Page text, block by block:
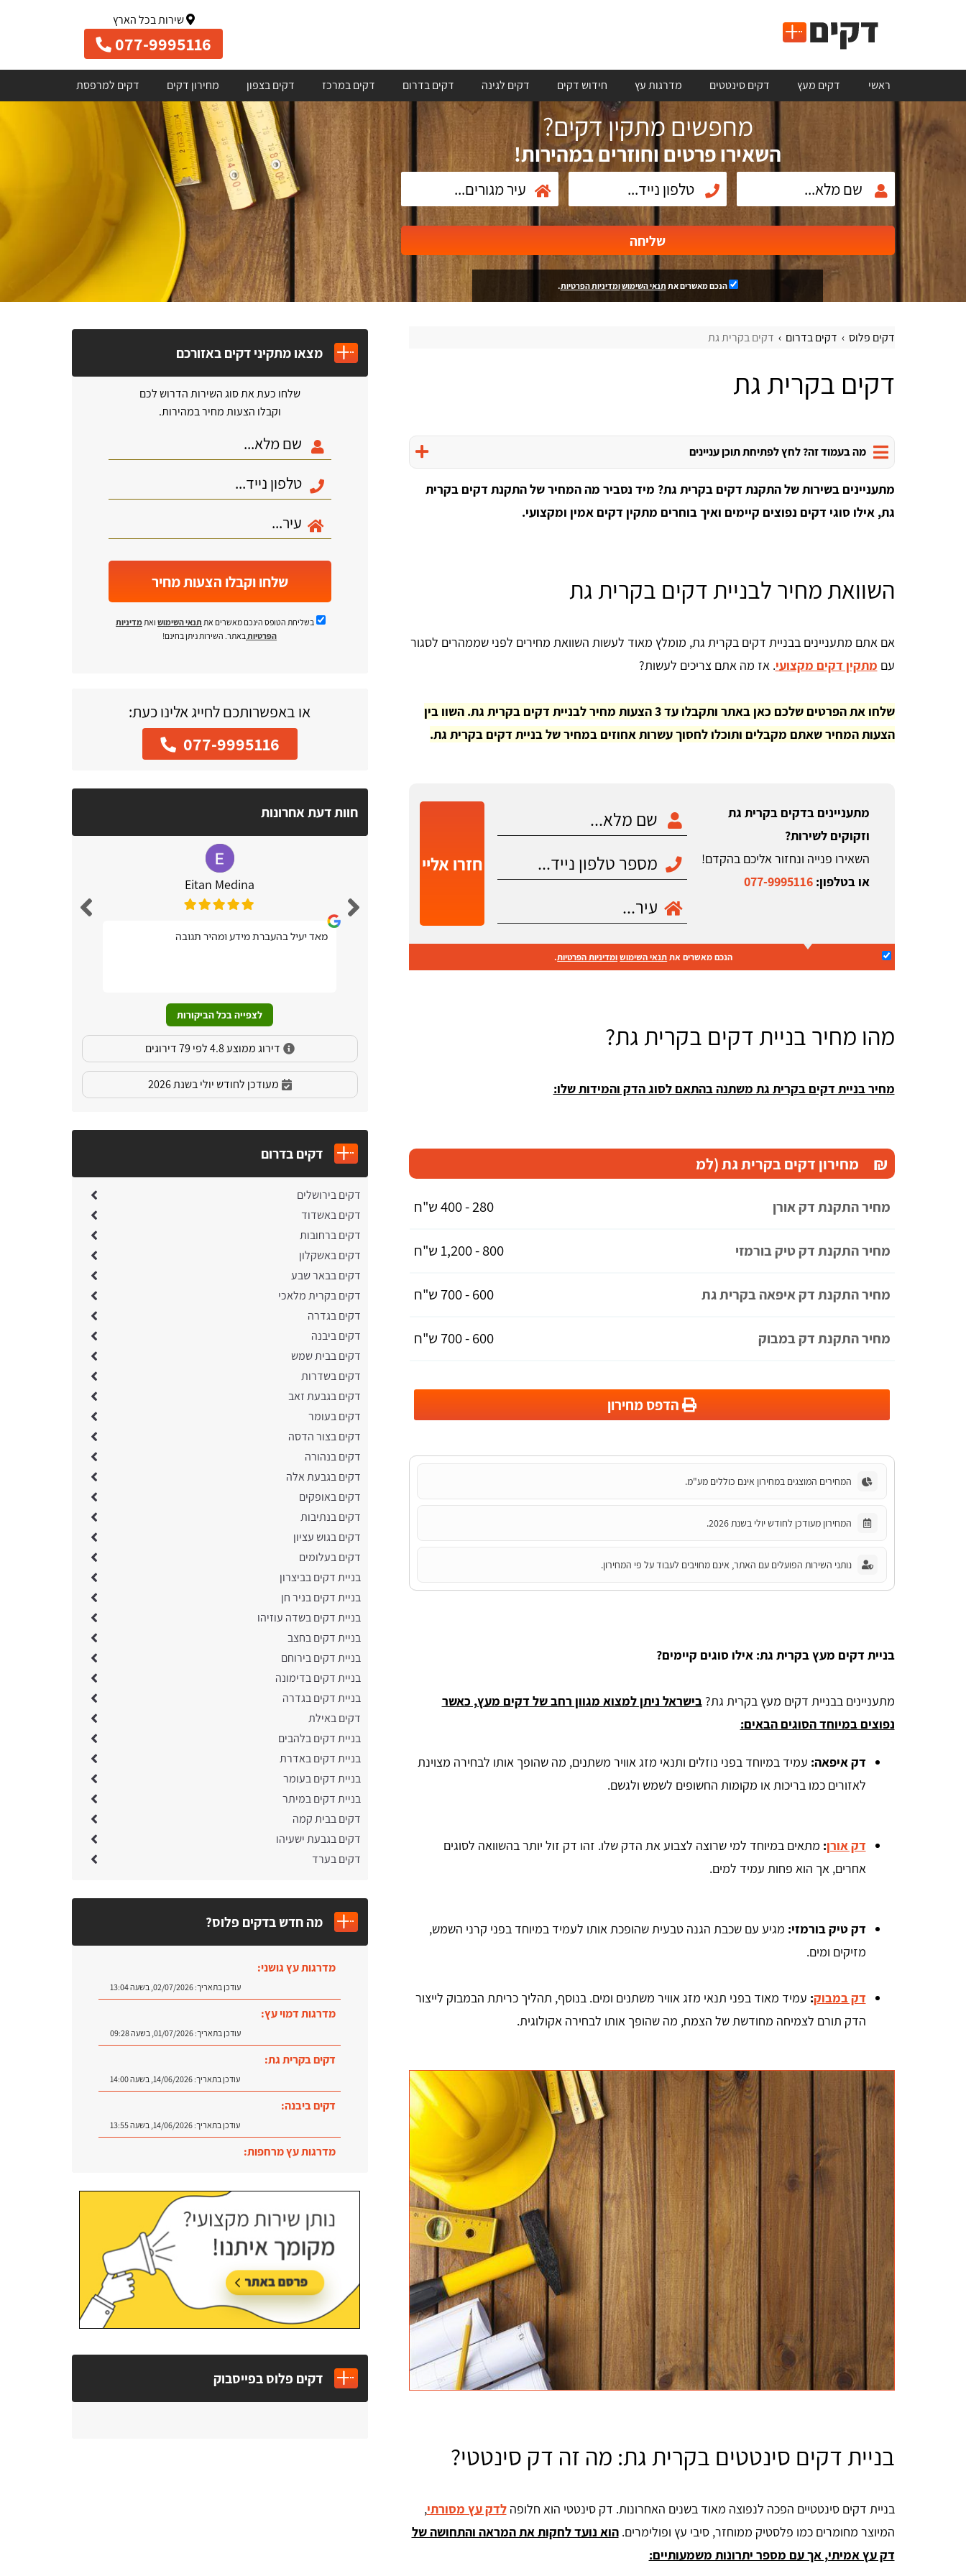
שירות בכל הארץ
077-9995116
ראשי דקים מעץ דקים סינטטים מדרגות עץ חידוש דקים דקים לגינה דקים בדרום דקים במרכז דקים בצפון מחירון דקים דקים למרפסת
מחפשים מתקין דקים?
השאירו פרטים וחוזרים במהירות!
שליחה
הנכם מאשרים את תנאי השימושומדיניות הפרטיות.
דקים פלוס דקים בדרום דקים בקרית גת
דקים בקרית גת
מה בעמוד זה? לחץ לפתיחת תוכן עניינים
מתעניינים בשירות של התקנת דקים בקרית גת? מיד נסביר מה המחיר של התקנת דקים בקרית
גת, אילו סוגי דקים נפוצים קיימים ואיך בוחרים מתקין דקים אמין ומקצועי.
השוואת מחיר לבניית דקים בקרית גת
אם אתם מתעניינים בבניית דקים בקרית גת, מומלץ מאוד לעשות השוואת מחירים לפני שממהרים לסגור
עם מתקין דקים מקצועי. אז מה אתם צריכים לעשות?
שלחו את הפרטים שלכם כאן באתר ותקבלו עד 3 הצעות מחיר לבניית דקים בקרית גת. השוו בין
הצעות המחיר שאתם מקבלים ותוכלו לחסוך עשרות אחוזים במחיר של בניית דקים בקרית גת.
מתעניינים בדקים בקרית גת
וזקוקים לשירות?
השאירו פנייה ונחזור אליכם בהקדם!
או בטלפון:077-9995116
חזרו אליי
הנכם מאשרים אתתנאי השימושומדיניות הפרטיות.
מהו מחיר בניית דקים בקרית גת?
מחיר בניית דקים בקרית גת משתנה בהתאם לסוג הדק והמידות שלו:
₪ מחירון דקים בקרית גת (למ
מחיר התקנת דק אורן 280 - 400 ש"ח
מחיר התקנת דק טיק בורמזי 800 - 1,200 ש"ח
מחיר התקנת דק איפאה בקרית גת 600 - 700 ש"ח
מחיר התקנת דק במבוק 600 - 700 ש"ח
הדפס מחירון
המחירים המוצגים במחירון אינם כוללים מע"מ.
המחירון מעודכן לחודש יולי בשנת 2026.
נותני השירות הפועלים עם האתר, אינם מחויבים לעבוד על פי המחירון.
בניית דקים מעץ בקרית גת: אילו סוגים קיימים?
מתעניינים בבניית דקים מעץ בקרית גת?בישראל ניתן למצוא מגוון רחב של דקים מעץ, כאשר
נפוצים במיוחד הסוגים הבאים:
דק איפאה: עמיד במיוחד בפני נוזלים ותנאי מזג אוויר משתנים, מה שהופך אותו לבחירה מצוינת
לאזורים כמו בריכות או מקומות החשופים לשמש ולגשם.
דק אורן: מתאים במיוחד למי שרוצה לצבוע את הדק שלו. זהו דק זול יותר בהשוואה לסוגים
אחרים, אך הוא פחות עמיד למים.
דק טיק בורמזי: מגיע עם שכבת הגנה טבעית שהופכת אותו לעמיד במיוחד בפני קרני השמש,
מזיקים ומים.
דק במבוק: עמיד מאוד בפני תנאי מזג אוויר משתנים ומים. בנוסף, תהליך כריתת הבמבוק לייצור
הדק תורם לצמיחה מחודשת של הצמח, מה שהופך אותו לבחירה אקולוגית.
בניית דקים סינטטים בקרית גת: מה זה דק סינטטי?
בניית דקים סינטטיים הפכה לנפוצה מאוד בשנים האחרונות. דק סינטטי הוא חלופהלדק עץ מסורתי,
המיוצר מחומרים כמו פלסטיק ממוחזר, סיבי עץ ופולימרים.הוא נועד לחקות את המראה והתחושה של
דק עץ אמיתי, אך עם מספר יתרונות משמעותיים:
מצאו מתקיני דקים באזורכם
שלחו כעת את סוג השירות הדרוש לכם
וקבלו הצעות מחיר במהירות.
שלחו וקבלו הצעות מחיר
בשליחת הטופס הינכם מאשרים את תנאי השימושואתמדיניות
הפרטיותבאתר. השירות ניתן בחינם!
או באפשרותכם לחייג אלינו כעת:
077-9995116
חוות דעת אחרונות
Eitan Medina
מאד יעיל בהעברת מידע ומהיר תגובה
יובל בוכריס Yosi Cohen
לצפייה בכל הביקורות
דירוג ממוצע 4.8 לפי 79 דירוגים
מעודכן לחודש יולי בשנת 2026
דקים בדרום
דקים בירושלים
דקים באשדוד
דקים ברחובות
דקים באשקלון
דקים בבאר שבע
דקים בקרית מלאכי
דקים בגדרה
דקים ביבנה
דקים בבית שמש
דקים בשדרות
דקים בגבעת זאב
דקים בעומר
דקים בצור הדסה
דקים בנהורה
דקים בגבעת אלה
דקים באופקים
דקים בנתיבות
דקים בגוש עציון
דקים בעלומים
בניית דקים בביצרון
בניית דקים בניר חן
בניית דקים בשדה עוזיהו
בניית דקים בחצב
בניית דקים בירוחם
בניית דקים בדימונה
בניית דקים בגדרה
דקים באילת
בניית דקים בלהבים
בניית דקים באדרת
בניית דקים בעומר
בניית דקים במיתר
דקים בבית קמה
דקים בגבעת ישעיהו
דקים בערד
מה חדש בדקים פלוס?
מדרגות עץ גושני:
עודכן בתאריך:02/07/2026, בשעה 13:04
מדרגות דמוי עץ:
עודכן בתאריך:01/07/2026, בשעה 09:28
דקים בקרית גת:
עודכן בתאריך:14/06/2026, בשעה 14:00
דקים ביבנה:
עודכן בתאריך:14/06/2026, בשעה 13:55
מדרגות עץ מרחפות:
דקים פלוס בפייסבוק